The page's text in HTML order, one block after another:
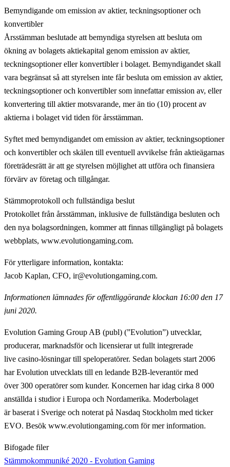
Bemyndigande om emission av aktier, teckningsoptioner och
konvertibler
Årsstämman beslutade att bemyndiga styrelsen att besluta om
ökning av bolagets aktiekapital genom emission av aktier,
teckningsoptioner eller konvertibler i bolaget. Bemyndigandet skall
vara begränsat så att styrelsen inte får besluta om emission av aktier,
teckningsoptioner och konvertibler som innefattar emission av, eller
konvertering till aktier motsvarande, mer än tio (10) procent av
aktierna i bolaget vid tiden för årsstämman.
Syftet med bemyndigandet om emission av aktier, teckningsoptioner
och konvertibler och skälen till eventuell avvikelse från aktieägarnas
företrädesrätt är att ge styrelsen möjlighet att utföra och finansiera
förvärv av företag och tillgångar.
Stämmoprotokoll och fullständiga beslut
Protokollet från årsstämman, inklusive de fullständiga besluten och
den nya bolagsordningen, kommer att finnas tillgängligt på bolagets
webbplats, www.evolutiongaming.com.
För ytterligare information, kontakta:
Jacob Kaplan, CFO, ir@evolutiongaming.com.
Informationen lämnades för offentliggörande klockan 16:00 den 17
juni 2020.
Evolution Gaming Group AB (publ) (”Evolution”) utvecklar,
producerar, marknadsför och licensierar ut fullt integrerade
live casino-lösningar till speloperatörer. Sedan bolagets start 2006
har Evolution utvecklats till en ledande B2B-leverantör med
över 300 operatörer som kunder. Koncernen har idag cirka 8 000
anställda i studior i Europa och Nordamerika. Moderbolaget
är baserat i Sverige och noterat på Nasdaq Stockholm med ticker
EVO. Besök www.evolutiongaming.com för mer information.
Bifogade filer
Stämmokommuniké 2020 - Evolution Gaming